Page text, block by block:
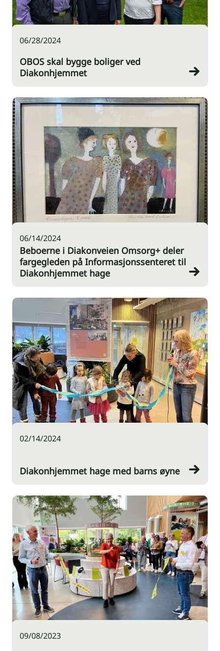
06/28/2024
OBOS skal bygge boliger ved
Diakonhjemmet
06/14/2024
Beboerne i Diakonveien Omsorg+ deler
fargegleden på Informasjonssenteret til
Diakonhjemmet hage
02/14/2024
Diakonhjemmet hage med barns øyne
09/08/2023